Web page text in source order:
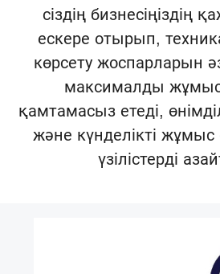
сіздің бизнесіңіздің
ескере отырып,
көрсету жоспарларын
максималды
қамтамасыз етеді,
және күнделікті
үзілістерді